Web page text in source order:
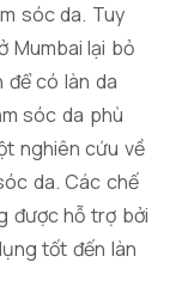
sóc da. Tuy
Mumbai lại bỏ
có làn da
sóc da phù
nghiên cứu về
da. Các chế
được hỗ trợ bởi
tốt đến làn